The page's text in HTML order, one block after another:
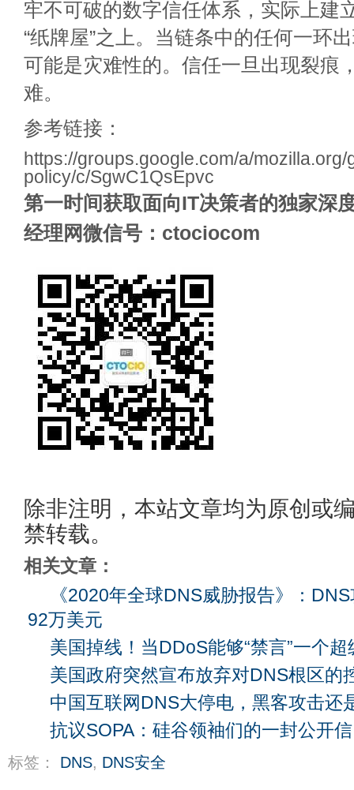
牢不可破的数字信任体系，实际上建
“纸牌屋”之上。当链条中的任何一环
可能是灾难性的。信任一旦出现裂痕
难。
参考链接：
https://groups.google.com/a/
policy/c/SgwC1QsEpvc
第一时间获取面向IT决策者的独家深
经理网微信号：ctociocom
除非注明，本站文章均为原创或
禁转载。
相关文章：
《2020年全球DNS威胁报告》：
92万美元
美国掉线！当DDoS能够“禁言”一个超
美国政府突然宣布放弃对DNS根区的
中国互联网DNS大停电，黑客攻击还
抗议SOPA：硅谷领袖们的一封公开信
标签： DNS, DNS安全